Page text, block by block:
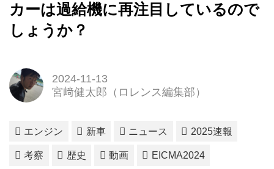
カーは過給機に再注目しているので
しょうか？
2024-11-13
宮﨑健太郎（ロレンス編集部）
エンジン 新車 ニュース 2025速報
考察 歴史 動画 EICMA2024